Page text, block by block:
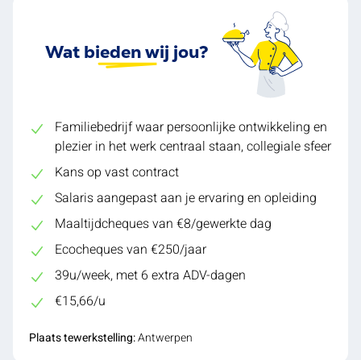
Wat bieden wij jou?
Familiebedrijf waar persoonlijke ontwikkeling en
plezier in het werk centraal staan, collegiale sfeer
Kans op vast contract
Salaris aangepast aan je ervaring en opleiding
Maaltijdcheques van €8/gewerkte dag
Ecocheques van €250/jaar
39u/week, met 6 extra ADV-dagen
€15,66/u
Plaats tewerkstelling:Antwerpen